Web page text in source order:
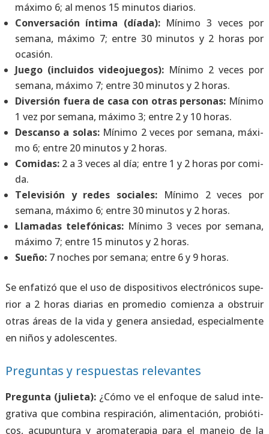
máxi­mo 6; al menos 15 minu­tos dia­rios.
Con­ver­sa­ción ínti­ma (día­da):Míni­mo 3 veces por
sema­na, máxi­mo 7; entre 30 minu­tos y 2 horas por
oca­sión.
Jue­go (inclui­dos video­jue­gos):Míni­mo 2 veces por
sema­na, máxi­mo 7; entre 30 minu­tos y 2 horas.
Diver­sión fue­ra de casa con otras per­so­nas: Míni­mo
1 vez por sema­na, máxi­mo 3; entre 2 y 10 horas.
Des­can­so a solas:Míni­mo 2 veces por sema­na, máxi­
mo 6; entre 20 minu­tos y 2 horas.
Comi­das:2 a 3 veces al día; entre 1 y 2 horas por comi­
da.
Tele­vi­sión y redes socia­les: Míni­mo 2 veces por
sema­na, máxi­mo 6; entre 30 minu­tos y 2 horas.
Lla­ma­das tele­fó­ni­cas:Míni­mo 3 veces por sema­na,
máxi­mo 7; entre 15 minu­tos y 2 horas.
Sue­ño:7 noches por sema­na; entre 6 y 9 horas.
Se enfa­ti­zó que el uso de dis­po­si­ti­vos elec­tró­ni­cos supe­
rior a 2 horas dia­rias en pro­me­dio comien­za a obs­truir
otras áreas de la vida y gene­ra ansie­dad, espe­cial­men­te
en niños y ado­les­cen­tes.
Preguntas y respuestas relevantes
Pre­gun­ta (julie­ta):¿Cómo ve el enfo­que de salud inte­
gra­ti­va que com­bi­na res­pi­ra­ción, ali­men­ta­ción, pro­bió­ti­
cos, acu­pun­tu­ra y aro­ma­te­ra­pia para el mane­jo de la